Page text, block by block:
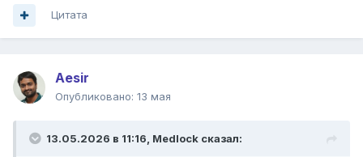
Цитата
Aesir
Опубликовано: 13 мая
13.05.2026 в 11:16, Medlock сказал: